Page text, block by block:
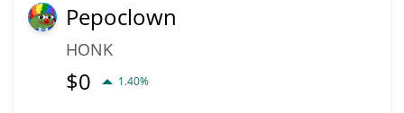
Pepoclown
HONK
$0 1.40%